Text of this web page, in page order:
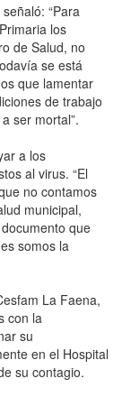
“Para
los
de Salud, no
se está
que lamentar
de trabajo
ser mortal”.
a los
al virus. “El
no contamos
municipal,
que
somos la
La Faena,
con la
su
en el Hospital
su contagio.